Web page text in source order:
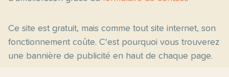
Ce site est gratuit, mais comme tout site internet, son
fonctionnement coûte. C'est pourquoi vous trouverez
une bannière de publicité en haut de chaque page.